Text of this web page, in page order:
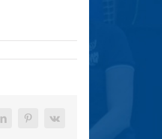
LinkedInPinterest
Vk